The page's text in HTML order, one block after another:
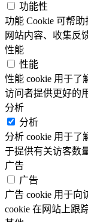
功能性
功能 Cookie 可帮
网站内容、收集反
性能
性能
性能 cookie 用于了
访问者提供更好的
分析
分析
分析 cookie 用于了
于提供有关访客数
广告
广告
广告 cookie 用于
cookie 在网站上跟